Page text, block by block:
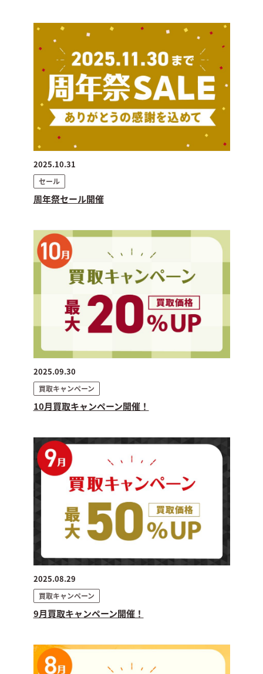
2025.10.31
セール
周年祭セール開催
2025.09.30
買取キャンペーン
10月買取キャンペーン開催！
2025.08.29
買取キャンペーン
9月買取キャンペーン開催！